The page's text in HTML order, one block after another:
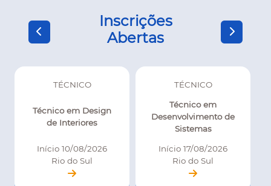
Inscrições
Abertas
TÉCNICO
Técnico em Design
de Interiores
Início 10/08/2026
Rio do Sul
TÉCNICO
Técnico em
Desenvolvimento de
Sistemas
Início 17/08/2026
Rio do Sul